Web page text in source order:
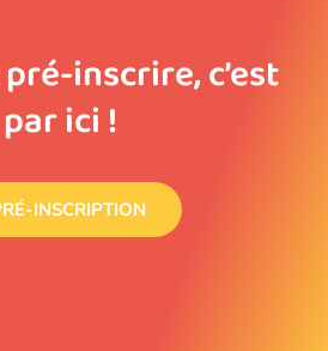
inscrire, c’est
par ici !
INSCRIPTION